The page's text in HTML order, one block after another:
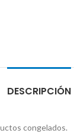
DESCRIPCIÓN
congelados.